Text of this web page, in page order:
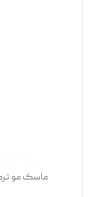
ماسک مو